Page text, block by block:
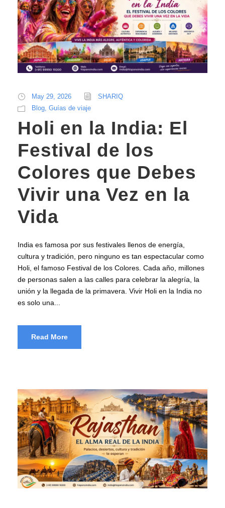
May 29, 2026
SHARIQ
Blog Guías de viaje
Holi en la India: El
Festival de los
Colores que Debes
Vivir una Vez en la
Vida
India es famosa por sus festivales llenos de energía,
cultura y tradición, pero ninguno es tan espectacular como
Holi, el famoso Festival de los Colores. Cada año, millones
de personas salen a las calles para celebrar la alegría, la
unión y la llegada de la primavera. Vivir Holi en la India no
es solo una...
Read More